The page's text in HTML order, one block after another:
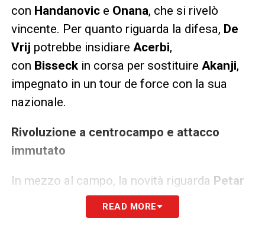
con Handanovice Onana, che si rivelò
vincente. Per quanto riguarda la difesa, De
Vrij potrebbe insidiare Acerbi,
con Bisseckin corsa per sostituire Akanji,
impegnato in un tour de force con la sua
nazionale.
Rivoluzione a centrocampo e attacco
immutato
In mezzo al campo, la novità riguarda Petar
, con la Dinamo Zagabria aveva già
segnato due reti in tre gare di Champions
READ MORE